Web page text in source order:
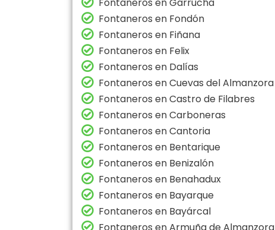
Fontaneros en Fondón
Fontaneros en Fiñana
Fontaneros en Felix
Fontaneros en Dalías
Fontaneros en Cuevas del Almanzora
Fontaneros en Castro de Filabres
Fontaneros en Carboneras
Fontaneros en Cantoria
Fontaneros en Bentarique
Fontaneros en Benizalón
Fontaneros en Benahadux
Fontaneros en Bayarque
Fontaneros en Bayárcal
Fontaneros en Armuña de Almanzora